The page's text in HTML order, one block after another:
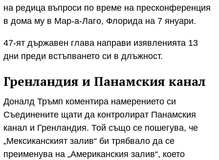
на редица въпроси по време на пресконференция
в дома му в Мар-а-Лаго, Флорида на 7 януари.
47-ят държавен глава направи изявленията 13
дни преди встъпването си в длъжност.
Гренландия и Панамския канал
Доналд Тръмп коментира намерението си
Съединените щати да контролират Панамския
канал и Гренландия. Той също се пошегува, че
„Мексиканският залив“ би трябвало да се
преименува на „Американския залив“, което